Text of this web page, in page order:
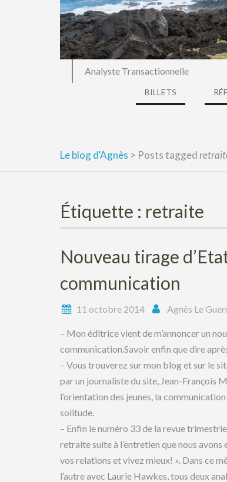
Analyste Transactionnelle
BILLETS
Le blog d'Agnès > Posts tagged
Étiquette : retraite
Nouveau tirage
communication
11 octobre 2014 Agnès Le
– Mon éditrice vient de m’annoncer un
communication.Savoir enfin que dire
– Vous trouverez sur mon blog et sur le
par un journaliste du site, Jean-François
l’orientation des jeunes, la
solitude.
– Enfin le numéro 33 de la revue
retraite suite à l’entretien que nous
vos relations et vivez mieux! ». Dans ce
l’autre avec Laurie Hawkes, tous deux